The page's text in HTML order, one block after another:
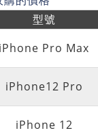
型號
iPhone Pro Max
iPhone12 Pro
iPhone 12